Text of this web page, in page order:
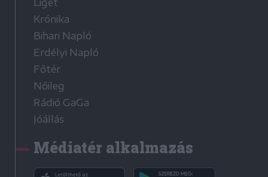
Liget
Krónika
Bihari Napló
Erdélyi Napló
Főtér
Nőileg
Rádió GaGa
Jóállás
Médiatér alkalmazás